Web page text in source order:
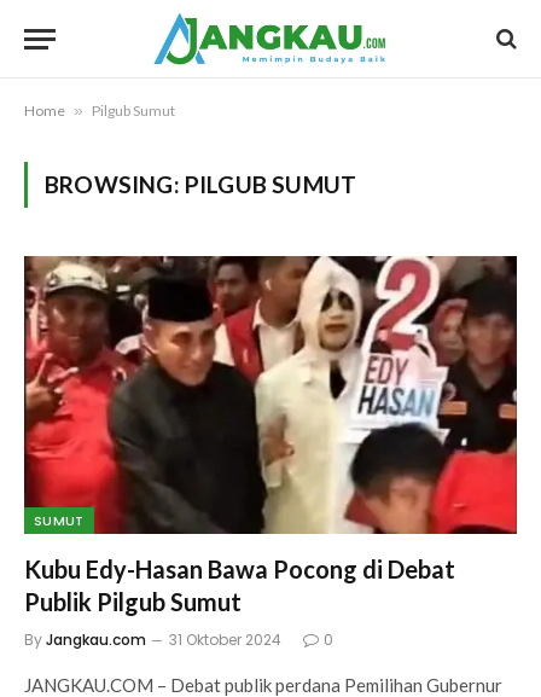
Home » Pilgub Sumut
BROWSING: PILGUB SUMUT
SUMUT
Kubu Edy-Hasan Bawa Pocong di Debat
Publik Pilgub Sumut
ByJangkau.com 31 Oktober 2024 0
JANGKAU.COM – Debat publik perdana Pemilihan Gubernur